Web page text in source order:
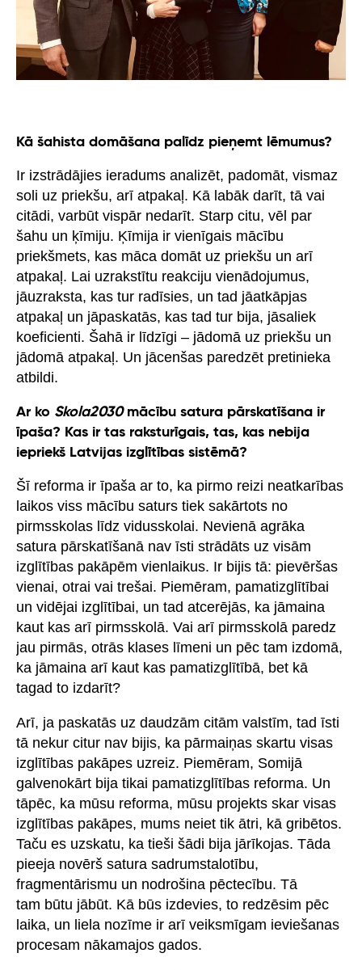
Kā šahista domāšana palīdz pieņemt lēmumus?
Ir izstrādājies ieradums analizēt, padomāt, vismaz
soli uz priekšu, arī atpakaļ. Kā labāk darīt, tā vai
citādi, varbūt vispār nedarīt. Starp citu, vēl par
šahu un ķīmiju. Ķīmija ir vienīgais mācību
priekšmets, kas māca domāt uz priekšu un arī
atpakaļ. Lai uzrakstītu reakciju vienādojumus,
jāuzraksta, kas tur radīsies, un tad jāatkāpjas
atpakaļ un jāpaskatās, kas tad tur bija, jāsaliek
koeficienti. Šahā ir līdzīgi – jādomā uz priekšu un
jādomā atpakaļ. Un jācenšas paredzēt pretinieka
atbildi.
Ar ko Skola2030mācību satura pārskatīšana ir
īpaša? Kas ir tas raksturīgais, tas, kas nebija
iepriekš Latvijas izglītības sistēmā?
Šī reforma ir īpaša ar to, ka pirmo reizi neatkarības
laikos viss mācību saturs tiek sakārtots no
pirmsskolas līdz vidusskolai. Nevienā agrāka
satura pārskatīšanā nav īsti strādāts uz visām
izglītības pakāpēm vienlaikus. Ir bijis tā: pievēršas
vienai, otrai vai trešai. Piemēram, pamatizglītībai
un vidējai izglītībai, un tad atcerējās, ka jāmaina
kaut kas arī pirmsskolā. Vai arī pirmsskolā paredz
jau pirmās, otrās klases līmeni un pēc tam izdomā,
ka jāmaina arī kaut kas pamatizglītībā, bet kā
tagad to izdarīt?
Arī, ja paskatās uz daudzām citām valstīm, tad īsti
tā nekur citur nav bijis, ka pārmaiņas skartu visas
izglītības pakāpes uzreiz. Piemēram, Somijā
galvenokārt bija tikai pamatizglītības reforma. Un
tāpēc, ka mūsu reforma, mūsu projekts skar visas
izglītības pakāpes, mums neiet tik ātri, kā gribētos.
Taču es uzskatu, ka tieši šādi bija jārīkojas. Tāda
pieeja novērš satura sadrumstalotību,
fragmentārismu un nodrošina pēctecību. Tā
tam būtu jābūt. Kā būs izdevies, to redzēsim pēc
laika, un liela nozīme ir arī veiksmīgam ieviešanas
procesam nākamajos gados.